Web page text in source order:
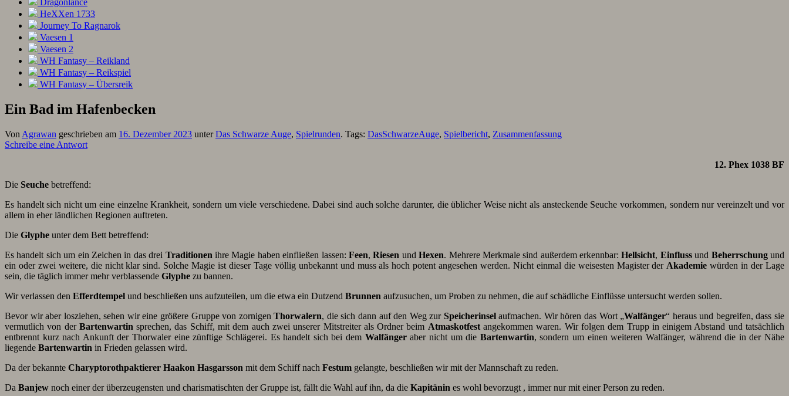
Dragonlance
HeXXen 1733
Journey To Ragnarok
Vaesen 1
Vaesen 2
WH Fantasy – Reikland
WH Fantasy – Reikspiel
WH Fantasy – Übersreik
Ein Bad im Hafenbecken
Von Agrawan geschrieben am 16. Dezember 2023 unterDas Schwarze Auge, Spielrunden. Tags: DasSchwarzeAuge, Spielbericht, Zusammenfassung
Schreibe eine Antwort
12. Phex 1038 BF
Die Seuche betreffend:
Es handelt sich nicht um eine einzelne Krankheit, sondern um viele verschiedene. Dabei sind auch solche darunter, die üblicher Weise nicht als ansteckende Seuche vorkommen, sondern nur vereinzelt und vor
allem in eher ländlichen Regionen auftreten.
Die Glyphe unter dem Bett betreffend:
Es handelt sich um ein Zeichen in das drei Traditionen ihre Magie haben einfließen lassen: Feen,Riesen undHexen. Mehrere Merkmale sind außerdem erkennbar:Hellsicht, Einflussund Beherrschungund
ein oder zwei weitere, die nicht klar sind. Solche Magie ist dieser Tage völlig unbekannt und muss als hoch potent angesehen werden. Nicht einmal die weisesten Magister der Akademie würden in der Lage
sein, die täglich immer mehr verblassende Glyphe zu bannen.
Wir verlassen den Efferdtempel und beschließen uns aufzuteilen, um die etwa ein Dutzend Brunnen aufzusuchen, um Proben zu nehmen, die auf schädliche Einflüsse untersucht werden sollen.
Bevor wir aber losziehen, sehen wir eine größere Gruppe von zornigenThorwalern, die sich dann auf den Weg zur Speicherinselaufmachen. Wir hören das Wort „Walfänger“ heraus und begreifen, dass sie
vermutlich von der Bartenwartin sprechen, das Schiff, mit dem auch zwei unserer Mitstreiter als Ordner beim Atmaskotfestangekommen waren. Wir folgen dem Trupp in einigem Abstand und tatsächlich
entbrennt kurz nach Ankunft der Thorwaler eine zünftige Schlägerei. Es handelt sich bei dem Walfängeraber nicht um die Bartenwartin, sondern um einen weiteren Walfänger, während die in der Nähe
liegende Bartenwartin in Frieden gelassen wird.
Da der bekannte Charyptorothpaktierer Haakon Hasgarsson mit dem Schiff nach Festum gelangte, beschließen wir mit der Mannschaft zu reden.
Da Banjew noch einer der überzeugensten und charismatischten der Gruppe ist, fällt die Wahl auf ihn, da die Kapitänin es wohl bevorzugt , immer nur mit einer Person zu reden.